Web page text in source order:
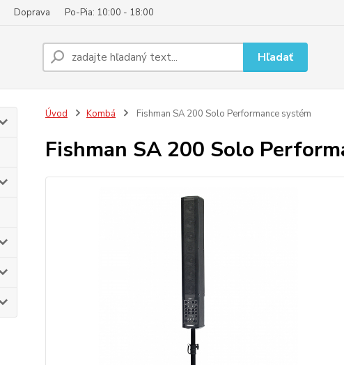
Doprava Po-Pia: 10:00 - 18:00
Hľadať
Úvod Kombá Fishman SA 200 Solo Performance systém
Fishman SA 200 Solo